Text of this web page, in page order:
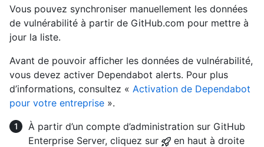
Vous pouvez synchroniser manuellement les données
de vulnérabilité à partir de GitHub.com pour mettre à
jour la liste.
Avant de pouvoir afficher les données de vulnérabilité,
vous devez activer Dependabot alerts. Pour plus
d’informations, consultez « Activation de Dependabot
pour votre entreprise ».
À partir d’un compte d’administration sur GitHub
Enterprise Server, cliquez sur
en haut à droite